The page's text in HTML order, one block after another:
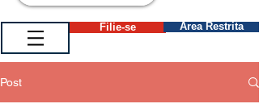
Filie-se Área Restrita
Post